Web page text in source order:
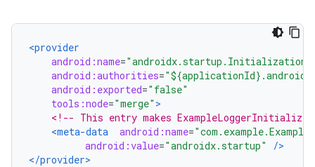
<provider
android:name=
android:authorities=
android:exported="false"
tools:node="merge" >
<!-- This entry makes
<meta-data
android:name=
android:value="androidx.startup"
/>
</provider>